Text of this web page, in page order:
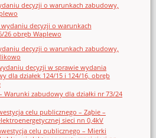
decyzji o warunkach zabudowy,
decyzji o warunkach
26 obręb Waplewo
decyzji o warunkach zabudowy,
decyzji w sprawie wydania
dla działek 124/15 i 124/16, obręb
Warunki zabudowy dla działki nr 73/24
celu publicznego – Ząbie –
sieci nn 0,4kV
celu publicznego – Mierki